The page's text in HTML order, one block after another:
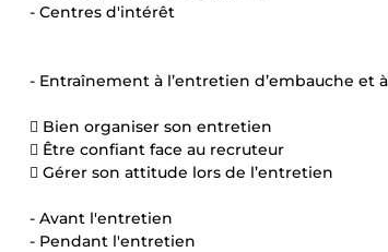
- Centres d'intérêt
- Entraînement à l’entretien d’embauche et
 Bien organiser son entretien
 Être confiant face au recruteur
 Gérer son attitude lors de l’entretien
- Avant l'entretien
- Pendant l'entretien